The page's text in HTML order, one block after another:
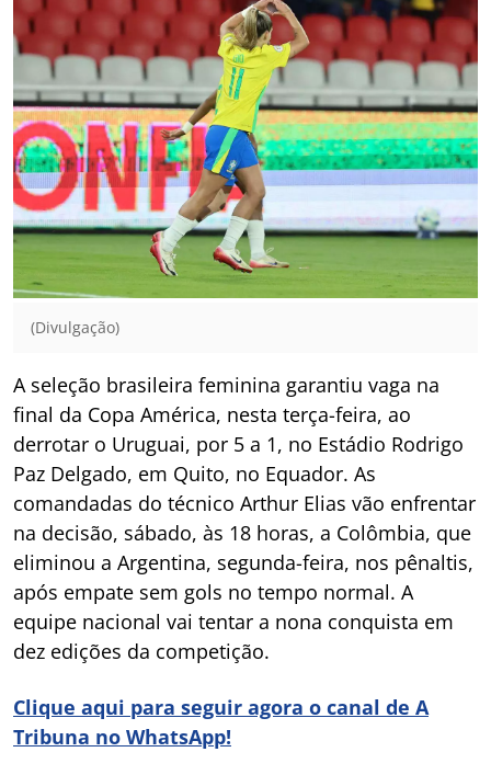
(Divulgação)
A seleção brasileira feminina garantiu vaga na
final da Copa América, nesta terça-feira, ao
derrotar o Uruguai, por 5 a 1, no Estádio Rodrigo
Paz Delgado, em Quito, no Equador. As
comandadas do técnico Arthur Elias vão enfrentar
na decisão, sábado, às 18 horas, a Colômbia, que
eliminou a Argentina, segunda-feira, nos pênaltis,
após empate sem gols no tempo normal. A
equipe nacional vai tentar a nona conquista em
dez edições da competição.
Clique aqui para seguir agora o canal de A
Tribuna no WhatsApp!